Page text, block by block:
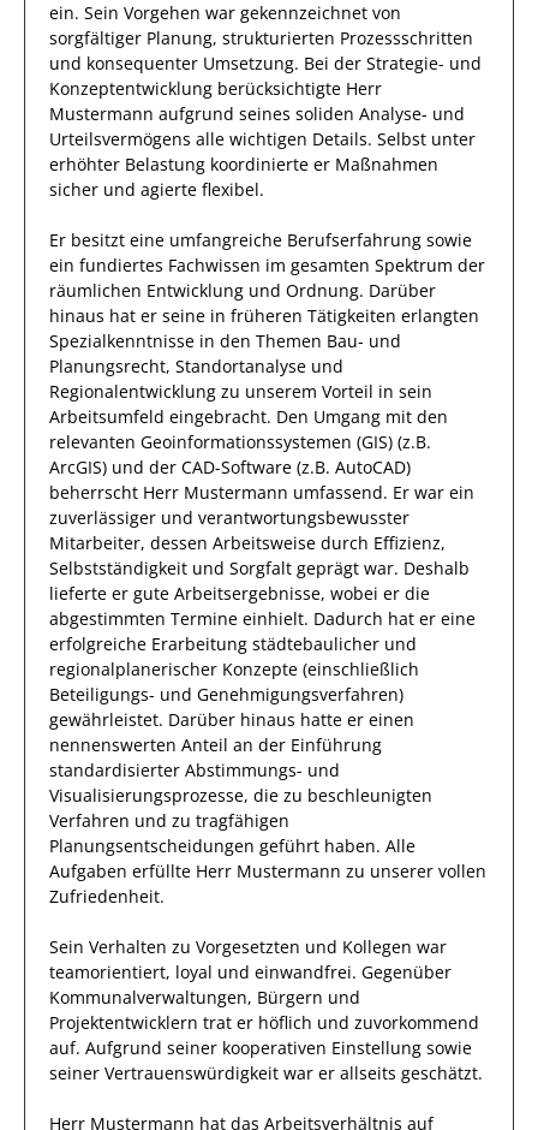
ein. Sein Vorgehen war gekennzeichnet von
sorgfältiger Planung, strukturierten Prozessschritten
und konsequenter Umsetzung. Bei der Strategie- und
Konzeptentwicklung berücksichtigte Herr
Mustermann aufgrund seines soliden Analyse- und
Urteilsvermögens alle wichtigen Details. Selbst unter
erhöhter Belastung koordinierte er Maßnahmen
sicher und agierte flexibel.
Er besitzt eine umfangreiche Berufserfahrung sowie
ein fundiertes Fachwissen im gesamten Spektrum der
räumlichen Entwicklung und Ordnung. Darüber
hinaus hat er seine in früheren Tätigkeiten erlangten
Spezialkenntnisse in den Themen Bau- und
Planungsrecht, Standortanalyse und
Regionalentwicklung zu unserem Vorteil in sein
Arbeitsumfeld eingebracht. Den Umgang mit den
relevanten Geoinformationssystemen (GIS) (z.B.
ArcGIS) und der CAD-Software (z.B. AutoCAD)
beherrscht Herr Mustermann umfassend. Er war ein
zuverlässiger und verantwortungsbewusster
Mitarbeiter, dessen Arbeitsweise durch Effizienz,
Selbstständigkeit und Sorgfalt geprägt war. Deshalb
lieferte er gute Arbeitsergebnisse, wobei er die
abgestimmten Termine einhielt. Dadurch hat er eine
erfolgreiche Erarbeitung städtebaulicher und
regionalplanerischer Konzepte (einschließlich
Beteiligungs- und Genehmigungsverfahren)
gewährleistet. Darüber hinaus hatte er einen
nennenswerten Anteil an der Einführung
standardisierter Abstimmungs- und
Visualisierungsprozesse, die zu beschleunigten
Verfahren und zu tragfähigen
Planungsentscheidungen geführt haben. Alle
Aufgaben erfüllte Herr Mustermann zu unserer vollen
Zufriedenheit.
Sein Verhalten zu Vorgesetzten und Kollegen war
teamorientiert, loyal und einwandfrei. Gegenüber
Kommunalverwaltungen, Bürgern und
Projektentwicklern trat er höflich und zuvorkommend
auf. Aufgrund seiner kooperativen Einstellung sowie
seiner Vertrauenswürdigkeit war er allseits geschätzt.
Herr Mustermann hat das Arbeitsverhältnis auf